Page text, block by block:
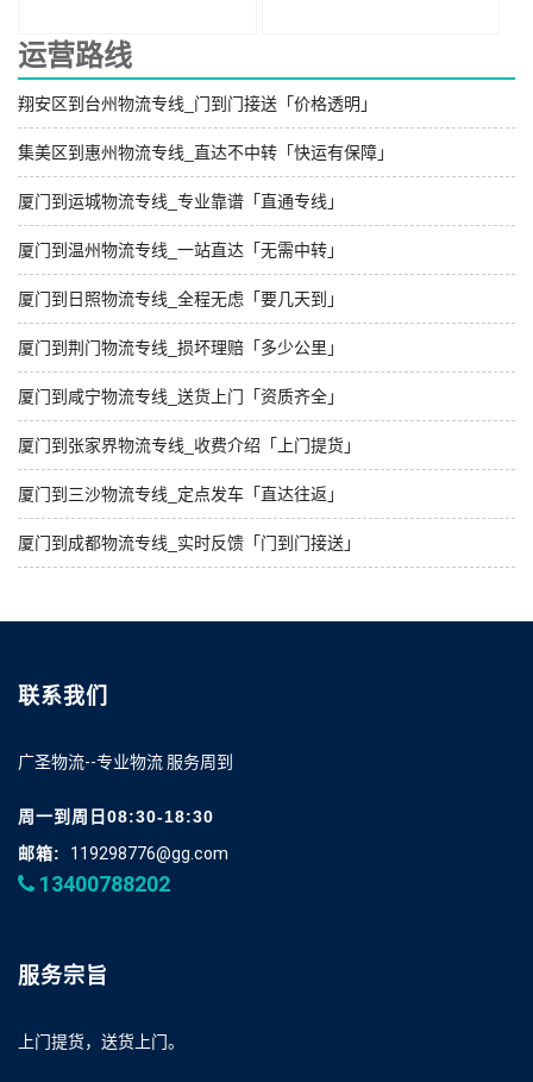
运营路线
翔安区到台州物流专线_门到门接送「价格透明」
集美区到惠州物流专线_直达不中转「快运有保障」
厦门到运城物流专线_专业靠谱「直通专线」
厦门到温州物流专线_一站直达「无需中转」
厦门到日照物流专线_全程无虑「要几天到」
厦门到荆门物流专线_损坏理赔「多少公里」
厦门到咸宁物流专线_送货上门「资质齐全」
厦门到张家界物流专线_收费介绍「上门提货」
厦门到三沙物流专线_定点发车「直达往返」
厦门到成都物流专线_实时反馈「门到门接送」
联系我们
广圣物流--专业物流 服务周到
周一到周日08:30-18:30
邮箱:
119298776@gg.com
13400788202
服务宗旨
上门提货，送货上门。